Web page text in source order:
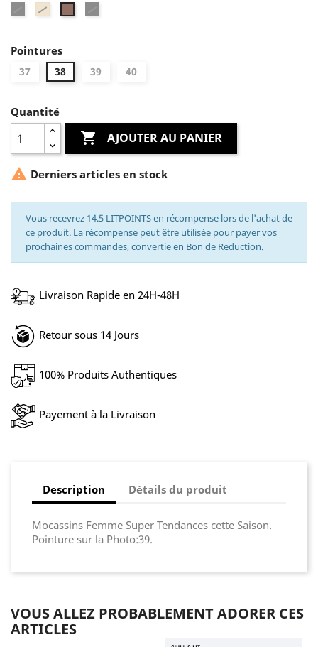
Noir
Pointures
37 38 39 40
Quantité
 AJOUTER AU PANIER
 Derniers articles en stock
Vous recevrez 14.5 LITPOINTS en récompense lors de l'achat de
ce produit. La récompense peut être utilisée pour payer vos
prochaines commandes, convertie en Bon de Reduction.
Livraison Rapide en 24H-48H
Retour sous 14 Jours
100% Produits Authentiques
Payement à la Livraison
Description Détails du produit
Mocassins Femme Super Tendances cette Saison.
Pointure sur la Photo:39.
VOUS ALLEZ PROBABLEMENT ADORER CES
ARTICLES